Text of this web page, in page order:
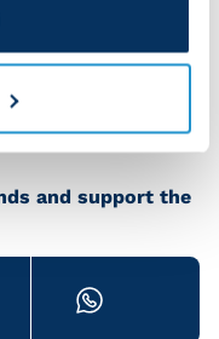
Lazio A 2
and support the